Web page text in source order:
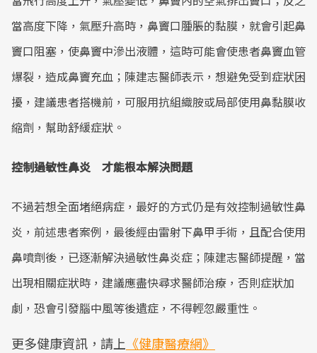
當高度下降，氣壓升高時，鼻竇口腫脹的黏膜，就會引起鼻
竇口阻塞，使鼻竇中滲出液體，這時可能會使患者鼻竇血管
爆裂，造成鼻竇充血；陳建志醫師表示，想避免受到症狀困
擾，建議患者搭機前，可服用抗組織胺或局部使用鼻黏膜收
縮劑，幫助舒緩症狀。
控制過敏性鼻炎 才能根本解決問題
不過若想全面堵絕病症，最好的方式仍是有效控制過敏性鼻
炎，前述患者案例，最後經由雷射下鼻甲手術，且配合使用
鼻噴劑後，已逐漸解決過敏性鼻炎症；陳建志醫師提醒，當
出現相關症狀時，建議應盡快尋求醫師治療，否則症狀加
劇，恐會引發腦中風等後遺症，不得輕忽嚴重性。
更多健康資訊，請上 《健康醫療網》